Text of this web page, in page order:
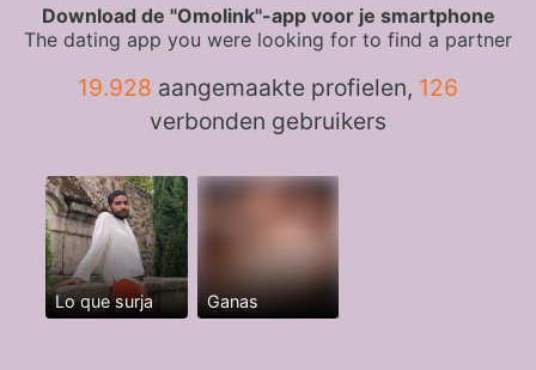
Download de "Omolink"-app voor je smartphone
The dating app you were looking for to find a partner
19.928 aangemaakte profielen, 126
verbonden gebruikers
Lo que surja Ganas